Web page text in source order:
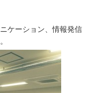
a
ケーション、情報発信